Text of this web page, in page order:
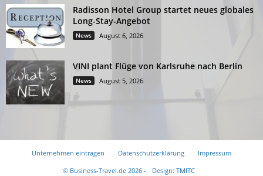
Radisson Hotel Group startet neues globales
Long-Stay-Angebot
News August 6, 2026
VINI plant Flüge von Karlsruhe nach Berlin
News August 5, 2026
Unternehmen eintragen Datenschutzerklärung
Impressum
© Business-Travel.de 2026 -
Design: TMITC